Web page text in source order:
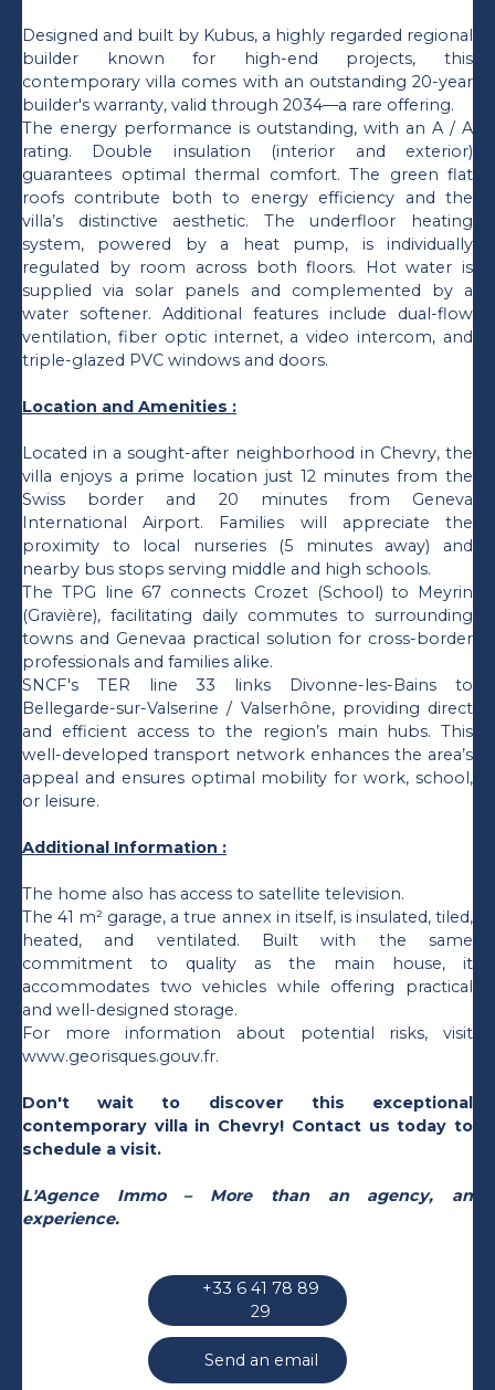
Designed and built by Kubus, a highly regarded regional
builder known for high-end projects, this
contemporary villa comes with an outstanding 20-year
builder's warranty, valid through 2034—a rare offering.
The energy performance is outstanding, with an A / A
rating. Double insulation (interior and exterior)
guarantees optimal thermal comfort. The green flat
roofs contribute both to energy efficiency and the
villa’s distinctive aesthetic. The underfloor heating
system, powered by a heat pump, is individually
regulated by room across both floors. Hot water is
supplied via solar panels and complemented by a
water softener. Additional features include dual-flow
ventilation, fiber optic internet, a video intercom, and
triple-glazed PVC windows and doors.
Location and Amenities :
Located in a sought-after neighborhood in Chevry, the
villa enjoys a prime location just 12 minutes from the
Swiss border and 20 minutes from Geneva
International Airport. Families will appreciate the
proximity to local nurseries (5 minutes away) and
nearby bus stops serving middle and high schools.
The TPG line 67 connects Crozet (School) to Meyrin
(Gravière), facilitating daily commutes to surrounding
towns and Genevaa practical solution for cross-border
professionals and families alike.
SNCF's TER line 33 links Divonne-les-Bains to
Bellegarde-sur-Valserine / Valserhône, providing direct
and efficient access to the region’s main hubs. This
well-developed transport network enhances the area’s
appeal and ensures optimal mobility for work, school,
or leisure.
Additional Information :
The home also has access to satellite television.
The 41 m² garage, a true annex in itself, is insulated, tiled,
heated, and ventilated. Built with the same
commitment to quality as the main house, it
accommodates two vehicles while offering practical
and well-designed storage.
For more information about potential risks, visit
www.georisques.gouv.fr.
Don't wait to discover this exceptional
contemporary villa in Chevry! Contact us today to
schedule a visit.
L'Agence Immo – More than an agency, an
experience.
+33 6 41 78 89
29
Send an email